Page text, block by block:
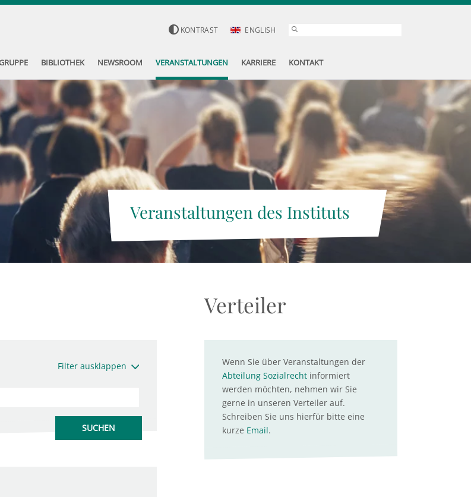
KONTRAST ENGLISH
BIBLIOTHEK NEWSROOM VERANSTALTUNGEN KARRIERE KONTAKT
Veranstaltungen des Instituts
Filter ausklappen
Verteiler
Wenn Sie über Veranstaltungen der
Abteilung Sozialrechtinformiert
werden möchten, nehmen wir Sie
gerne in unseren Verteiler auf.
Schreiben Sie uns hierfür bitte eine
kurze Email.